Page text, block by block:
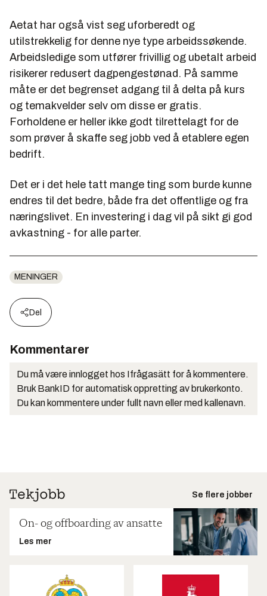
Aetat har også vist seg uforberedt og
utilstrekkelig for denne nye type arbeidssøkende.
Arbeidsledige som utfører frivillig og ubetalt arbeid
risikerer redusert dagpengestønad. På samme
måte er det begrenset adgang til å delta på kurs
og temakvelder selv om disse er gratis.
Forholdene er heller ikke godt tilrettelagt for de
som prøver å skaffe seg jobb ved å etablere egen
bedrift.
Det er i det hele tatt mange ting som burde kunne
endres til det bedre, både fra det offentlige og fra
næringslivet. En investering i dag vil på sikt gi god
avkastning - for alle parter.
MENINGER
Del
Kommentarer
Du må være innlogget hos Ifrågasätt for å kommentere.
Bruk BankID for automatisk oppretting av brukerkonto.
Du kan kommentere under fullt navn eller med kallenavn.
Se flere jobber
On- og offboarding av ansatte
Les mer